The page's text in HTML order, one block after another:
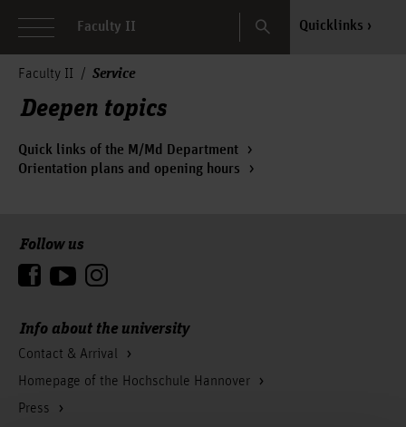
Faculty II Search Quicklinks
Faculty II Service
Deepen topics
Quick links of the M/Md Department
Orientation plans and opening hours
Info about the university
Contact & Arrival
Homepage of the Hochschule Hannover
Press
Follow us